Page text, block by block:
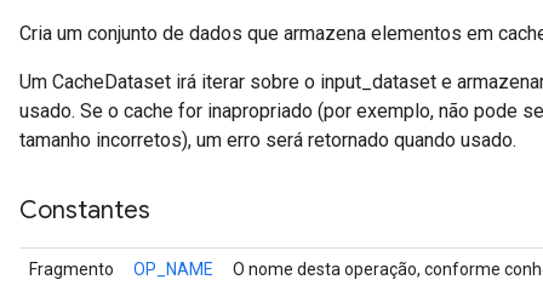
Cria um conjunto de dados que armazena elementos em
Um CacheDataset irá iterar sobre o input_dataset e
usado. Se o cache for inapropriado (por exemplo, não pode
tamanho incorretos), um erro será retornado quando usado.
Constantes
Fragmento OP_NAME O nome desta operação, conforme